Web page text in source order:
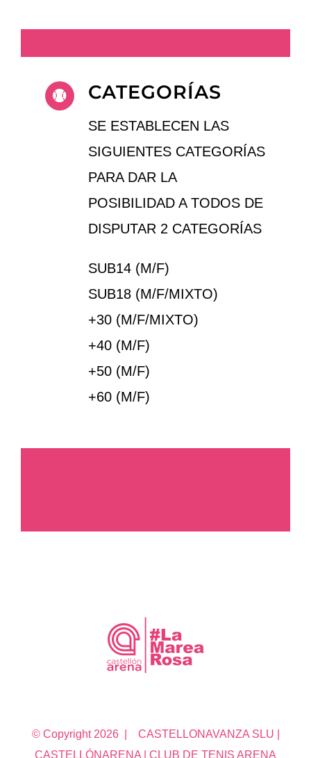
CATEGORÍAS
SE ESTABLECEN LAS
SIGUIENTES CATEGORÍAS
PARA DAR LA
POSIBILIDAD A TODOS DE
DISPUTAR 2 CATEGORÍAS
SUB14 (M/F)
SUB18 (M/F/MIXTO)
+30 (M/F/MIXTO)
+40 (M/F)
+50 (M/F)
+60 (M/F)
© Copyright 2026 | CASTELLONAVANZA SLU |
CASTELLÓNARENA | CLUB DE TENIS ARENA